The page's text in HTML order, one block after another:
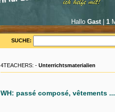
Hallo Gast| 1
SUCHE:
4TEACHERS: - Unterrichtsmaterialien
WH: passé composé, vêtements ...